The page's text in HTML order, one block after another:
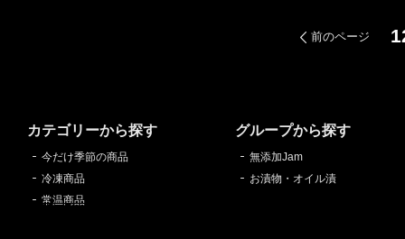
前のページ
カテゴリーから探す
今だけ季節の商品
冷凍商品
常温商品
グループから探す
無添加Jam
お漬物・オイル漬